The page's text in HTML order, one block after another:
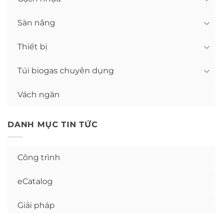
Sàn nâng
Thiết bị
Túi biogas chuyên dụng
Vách ngăn
DANH MỤC TIN TỨC
Công trình
eCatalog
Giải pháp